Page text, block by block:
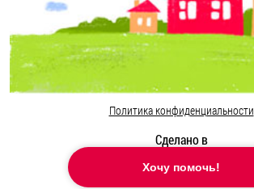
Хочу помочь!
Политика конфиденциальности
Сделано в